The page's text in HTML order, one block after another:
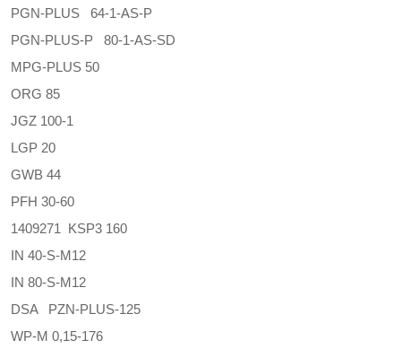
PGN-PLUS 64-1-AS-P
PGN-PLUS-P 80-1-AS-SD
MPG-PLUS 50
ORG 85
JGZ 100-1
LGP 20
GWB 44
PFH 30-60
1409271 KSP3 160
IN 40-S-M12
IN 80-S-M12
DSA PZN-PLUS-125
WP-M 0,15-176